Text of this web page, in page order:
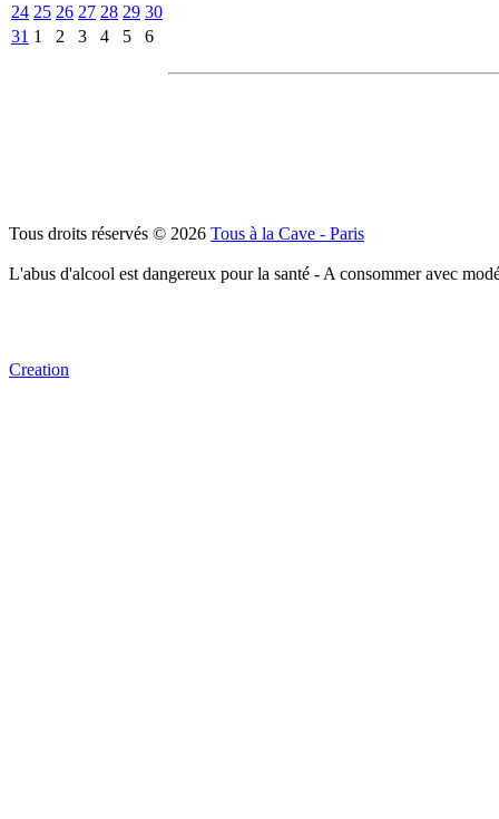
24 25 26 27 28 29 30
31 1 2 3 4 5 6
Tous droits réservés © 2026 Tous à la Cave - Paris
L'abus d'alcool est dangereux pour la santé - A consommer avec
Creation